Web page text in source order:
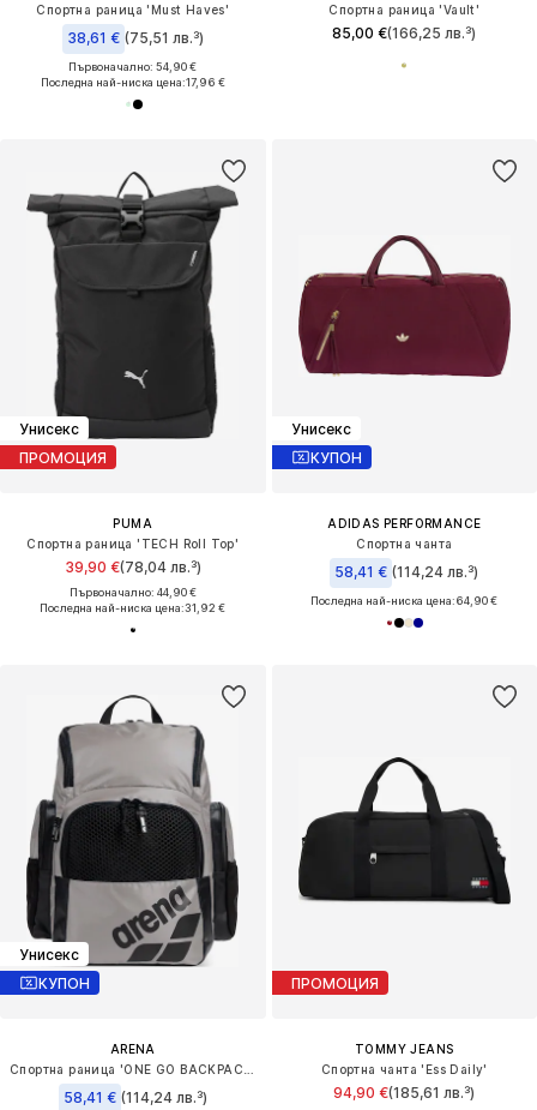
Спортна раница 'Must Haves'
38,61 € (75,51 лв.³)
Първоначално: 54,90 €
Последна най-ниска цена:17,96 €
Спортна раница 'Vault'
85,00 €(166,25 лв.³)
Унисекс
ПРОМОЦИЯ
PUMA
Спортна раница 'TECH Roll Top'
39,90 €(78,04 лв.³)
Първоначално: 44,90 €
Последна най-ниска цена:31,92 €
Унисекс
КУПОН
ADIDAS PERFORMANCE
Спортна чанта
58,41 € (114,24 лв.³)
Последна най-ниска цена:64,90 €
Унисекс
КУПОН
ARENA
58,41 € (114,24 лв.³)
ПРОМОЦИЯ
TOMMY JEANS
Спортна чанта 'Ess Daily'
94,90 €(185,61 лв.³)